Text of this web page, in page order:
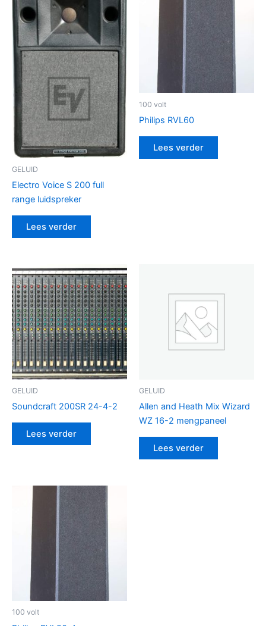
GELUID
Electro Voice S 200 full
range luidspreker
Lees verder
100 volt
Philips RVL60
Lees verder
GELUID
Soundcraft 200SR 24-4-2
Lees verder
GELUID
Allen and Heath Mix Wizard
WZ 16-2 mengpaneel
Lees verder
100 volt